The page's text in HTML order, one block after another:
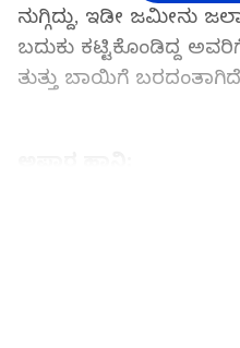
ನುಗ್ಗಿದ್ದು, ಇಡೀ ಜಮೀನು
ಬದುಕು ಕಟ್ಟಿಕೊಂಡಿದ್ದ
ತುತ್ತು ಬಾಯಿಗೆ